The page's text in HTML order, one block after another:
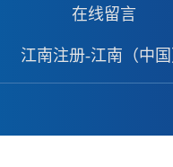
在线留言
江南注册-江南（中